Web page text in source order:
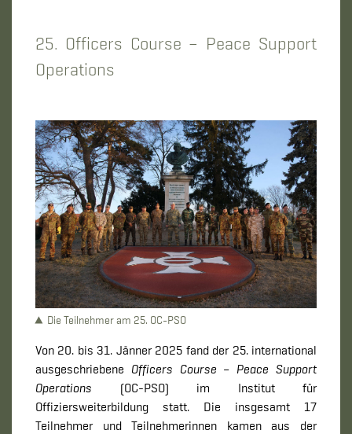
25. Officers Course – Peace Support
Operations
Die Teilnehmer am 25. OC-PSO
Von 20. bis 31. Jänner 2025 fand der 25. international
ausgeschriebene Officers Course – Peace Support
Operations (OC-PSO) im Institut für
Offiziersweiterbildung statt. Die insgesamt 17
Teilnehmer und Teilnehmerinnen kamen aus der